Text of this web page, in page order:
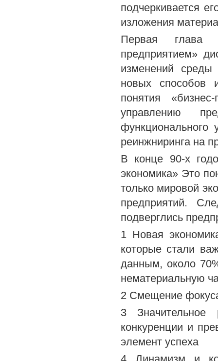
подчеркивается
изложения
Первая глава
предприятием»
изменений среды
новых способов
понятия
управлению
функционального
реинжниринга на
В конце 90-х
экономика» Это
только мировой
предприятий.
подверглись
1 Новая
которые стали
данным, около
нематериальную
2 Смещение
3 Значительное
конкуренции и
элемент успеха